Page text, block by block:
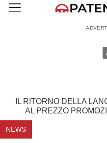
IL RITORNO DELLA
AL PREZZO
NEWS